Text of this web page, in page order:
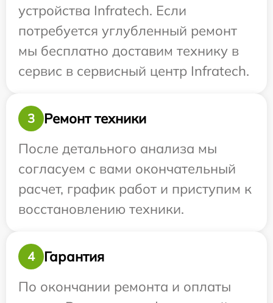
устройства Infratech. Если
потребуется углубленный ремонт
мы бесплатно доставим технику в
сервис в сервисный центр Infratech.
3
Ремонт техники
После детального анализа мы
согласуем с вами окончательный
расчет, график работ и приступим к
восстановлению техники.
4
Гарантия
По окончании ремонта и оплаты